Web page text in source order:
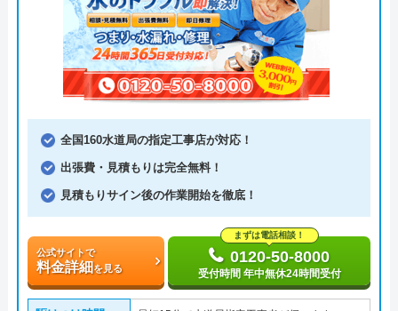
全国160水道局の指定工事店が対応！
出張費・見積もりは完全無料！
見積もりサイン後の作業開始を徹底！
公式サイトで
料金詳細を見る
まずは電話相談！
0120-50-8000
受付時間 年中無休24時間受付